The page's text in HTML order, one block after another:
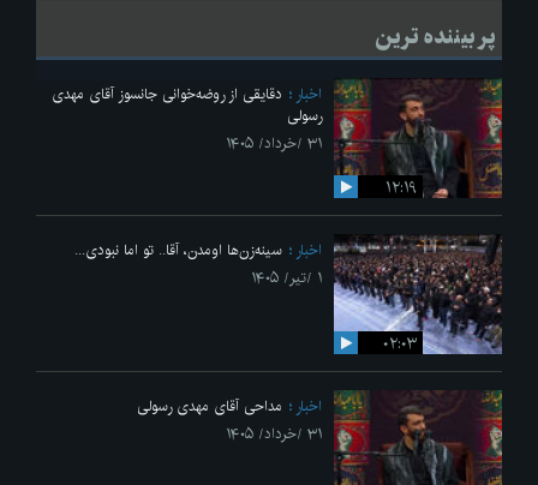
لحظاتی از قرائت زیارت اربعین امام حسین(ع) در مراسم عزاداری هیئات
پر بیننده ترین
۱۲:۱۹
اخبار
دقایقی از روضه‌خوانی جانسوز آقای مهدی
رسولی
۳۱ /خرداد/ ۱۴۰۵
۰۲:۰۳
اخبار
سینه‌زن‌ها اومدن،‌ آقا.. تو اما نبودی...
۱ /تیر/ ۱۴۰۵
اخبار
مداحی آقای مهدی رسولی
۳۱ /خرداد/ ۱۴۰۵